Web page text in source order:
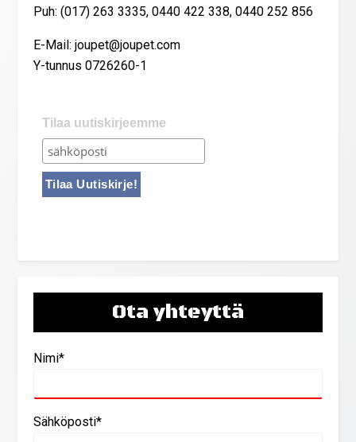
Puh: (017) 263 3335, 0440 422 338, 0440 252 856
E-Mail: joupet@joupet.com
Y-tunnus 0726260-1
Tilaa uutiskirjeemme
Ota yhteyttä
Nimi*
Sähköposti*